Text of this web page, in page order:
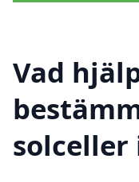
Vad
solceller